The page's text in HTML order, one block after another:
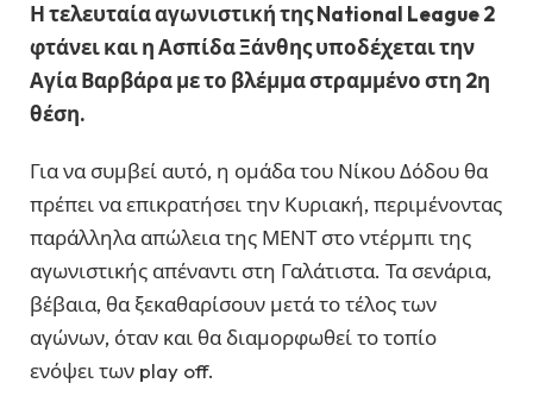
Η τελευταία αγωνιστική της National League 2
φτάνει και ηΑσπίδα Ξάνθηςυποδέχεται την
Αγία Βαρβάραμε το βλέμμα στραμμένο στη 2η
θέση.
Για να συμβεί αυτό, η ομάδα του Νίκου Δόδου θα
πρέπει να επικρατήσει την Κυριακή, περιμένοντας
παράλληλα απώλεια της ΜΕΝΤ στο ντέρμπι της
αγωνιστικής απέναντι στη Γαλάτιστα. Τα σενάρια,
βέβαια, θα ξεκαθαρίσουν μετά το τέλος των
αγώνων, όταν και θα διαμορφωθεί το τοπίο
ενόψει των play off.